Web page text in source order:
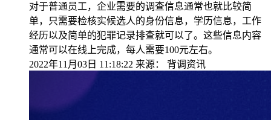
对于普通员工，企业需要的调查信息通常也就比较简
单，只需要检核实候选人的身份信息，学历信息，工作
经历以及简单的犯罪记录排查就可以了。这些信息内容
通常可以在线上完成，每人需要100元左右。
2022年11月03日 11:18:22 来源： 背调资讯